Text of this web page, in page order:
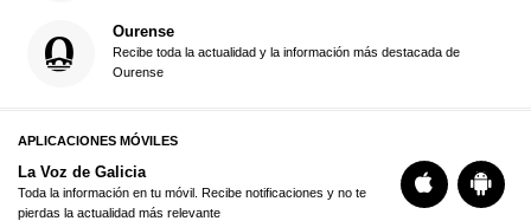
Ourense
Recibe toda la actualidad y la información más destacada de
Ourense
APLICACIONES MÓVILES
La Voz de Galicia
Toda la información en tu móvil. Recibe notificaciones y no te
pierdas la actualidad más relevante